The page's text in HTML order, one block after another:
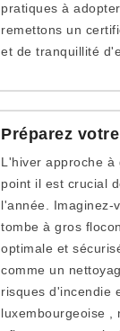
pratiques à
remettons un
et de tranquillité
Préparez
L'hiver approche à
point il est crucial
l'année. Imaginez-
tombe à gros
optimale et
comme un
risques d'incendie
luxembourgeoise ,